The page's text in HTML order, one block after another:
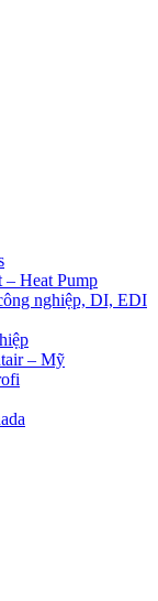
Heat Pump
nghiệp, DI, EDI
– Mỹ